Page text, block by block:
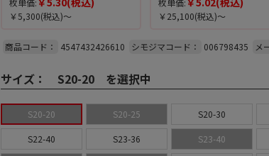
枚単価:
￥5,300(税込)～
枚単価:
￥25,100(税込)～
商品コード： 4547432426610 シモジマコード： 006798435 メ
サイズ： S20-20 を選択中
S20-20 S20-25 S20-30
S22-40 S23-36 S23-40